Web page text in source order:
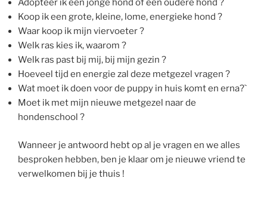
Adopteer ik een jonge hond of een oudere hond ?
Koop ik een grote, kleine, lome, energieke hond ?
Waar koop ik mijn viervoeter ?
Welk ras kies ik, waarom ?
Welk ras past bij mij, bij mijn gezin ?
Hoeveel tijd en energie zal deze metgezel vragen ?
Wat moet ik doen voor de puppy in huis komt en erna?`
Moet ik met mijn nieuwe metgezel naar de
hondenschool ?
Wanneer je antwoord hebt op al je vragen en we alles
besproken hebben, ben je klaar om je nieuwe vriend te
verwelkomen bij je thuis !